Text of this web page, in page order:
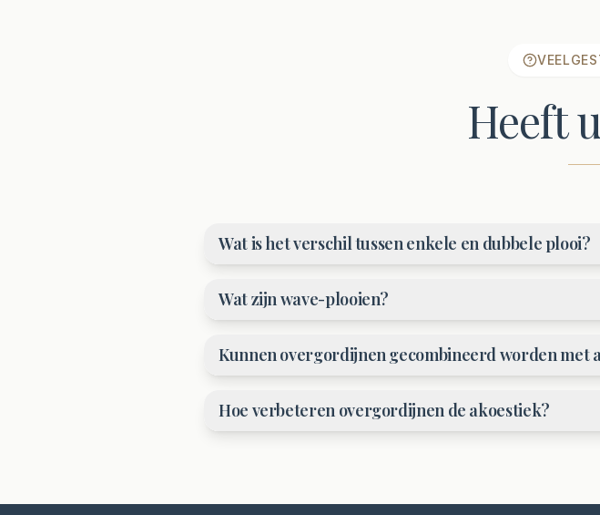
Heeft u
Wat is het verschil tussen enkele en dubbele plooi?
Wat zijn wave-plooien?
Kunnen overgordijnen gecombineerd worden met
Hoe verbeteren overgordijnen de akoestiek?